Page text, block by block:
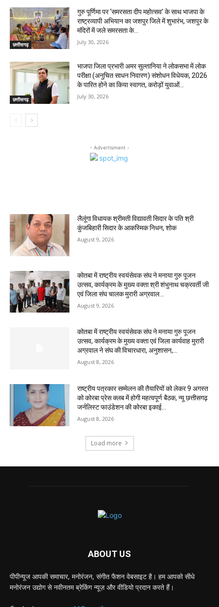
छत्तीसगढ़
गुरु पूर्णिमा पर ‘समरसता दीप महोत्सव’ के साथ भाजपा के
राष्ट्रव्यापी अभियान का जशपुर जिले में शुभारंभ, जशपुर के
मंदिरों में जले समरसता के...
July 30, 2026
छत्तीसगढ़
भाजपा जिला प्रभारी अमर सुल्तानिया ने लोकसभा में लोक
परीक्षा (अनुचित साधन निवारण) संशोधन विधेयक, 2026
के पारित होने का किया स्वागत, करोड़ों युवाओं...
July 30, 2026
- Advertisment -
लैलूंगा विधायक श्रीमती विद्यावती सिदार के पति श्री
कुंजबिहारी सिदार के आकस्मिक निधन, शोक
August 9, 2026
कोतबा में राष्ट्रीय स्वयंसेवक संघ ने मनाया गुरु पूजन
उत्सव, कार्यक्रम के मुख्य वक्ता श्री शंभुनाथ चक्रवर्ती जी
एवं जिला संघ चालक मुरारी अग्रवाल...
August 9, 2026
कोतबा में राष्ट्रीय स्वयंसेवक संघ ने मनाया गुरु पूजन
उत्सव, कार्यक्रम के मुख्य वक्ता एवं जिला कार्यवाह मुरारी
अग्रवाल ने संघ की विचारधारा, अनुशासन,...
August 8, 2026
राष्ट्रीय पत्रकार सम्मेलन की तैयारियों को लेकर 9 अगस्त
को कोरबा प्रेस क्लब में होगी महत्वपूर्ण बैठक, न्यू छत्तीसगढ़
जर्नलिस्ट फाउंडेशन की कोरबा इकाई...
August 8, 2026
Load more
ABOUT US
पीपीन्यूज आपकी समाचार, मनोरंजन, संगीत फैशन वेबसाइट है। हम आपको सीधे
मनोरंजन उद्योग से नवीनतम ब्रेकिंग न्यूज़ और वीडियो प्रदान करते हैं।